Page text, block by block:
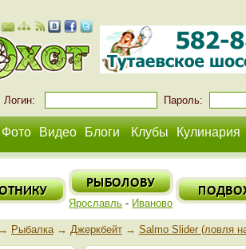
Логин: Пароль:
Фото Видео Блоги Клубы Кулинария
Ярославль - Иваново
Рыбалка→ Джеркбейт→ Salmo Slider (ловля